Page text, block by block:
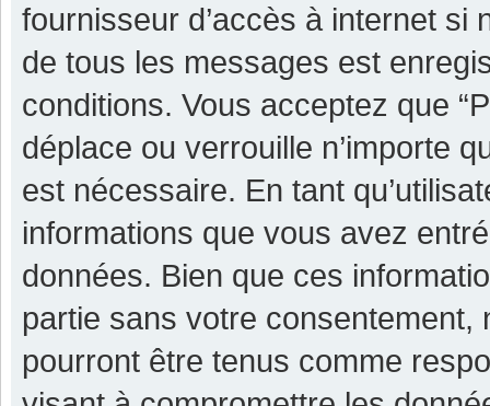
fournisseur d’accès à internet si
de tous les messages est
conditions. Vous acceptez que
déplace ou verrouille n’importe
est nécessaire. En tant
informations que vous avez
données. Bien que ces
partie sans votre consentement,
pourront être tenus comme